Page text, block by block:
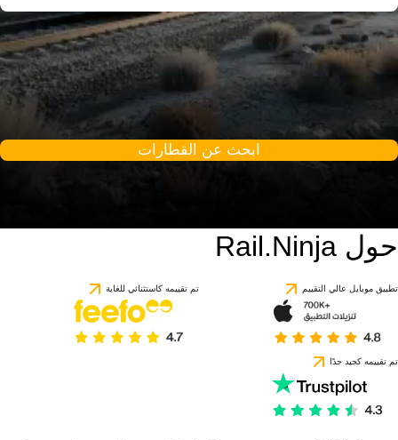
ابحث عن القطارات
حول Rail.Ninja
تطبيق موبايل عالي التقييم تم تقييمه كاستثنائي للغاية
تم تقييمه كجيد جدًا